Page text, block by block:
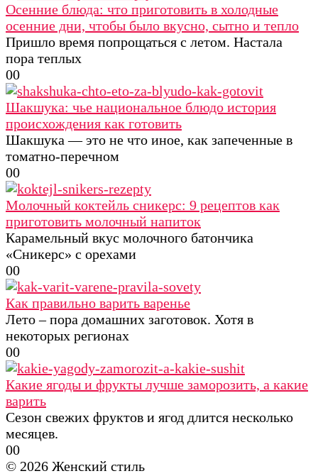
Осенние блюда: что приготовить в холодные
осенние дни, чтобы было вкусно, сытно и тепло
Пришло время попрощаться с летом. Настала
пора теплых
00
Шакшука: чье национальное блюдо история
происхождения как готовить
Шакшука — это не что иное, как запеченные в
томатно-перечном
00
Молочный коктейль сникерс: 9 рецептов как
приготовить молочный напиток
Карамельный вкус молочного батончика
«Сникерс» с орехами
00
Как правильно варить варенье
Лето – пора домашних заготовок. Хотя в
некоторых регионах
00
Какие ягоды и фрукты лучше заморозить, а какие
варить
Сезон свежих фруктов и ягод длится несколько
месяцев.
00
© 2026 Женский стиль